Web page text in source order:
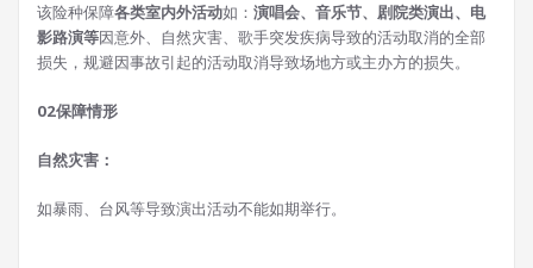
该险种保障各类室内外活动如： 演唱会、音乐节、剧院类演出、电
影路演等因意外、自然灾害、歌手突发疾病导致的活动取消的全部
损失，规避因事故引起的活动取消导致场地方或主办方的损失。
02保障情形
自然灾害：
如暴雨、台风等导致演出活动不能如期举行。